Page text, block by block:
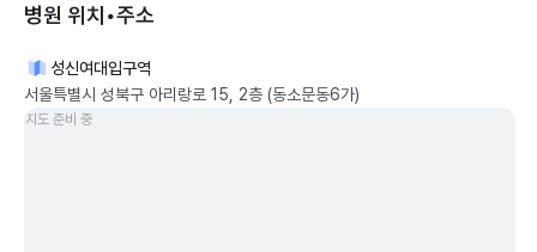
병원 위치•주소
성신여대입구역
서울특별시 성북구 아리랑로 15, 2층 (동소문동6가)
지도 준비 중